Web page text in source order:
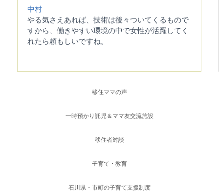
中村
やる気さえあれば、技術は後々ついてくるもので
すから、働きやすい環境の中で女性が活躍してく
れたら頼もしいですね。
移住ママの声
一時預かり託児＆ママ友交流施設
移住者対談
子育て・教育
石川県・市町の子育て支援制度